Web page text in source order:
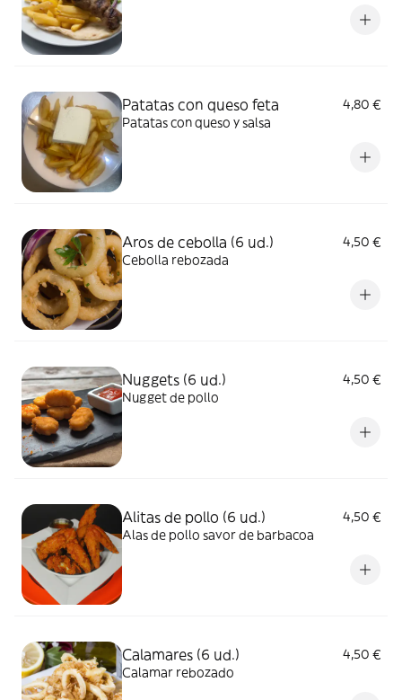
Patatas con queso feta
4,80 €
Patatas con queso y salsa
Aros de cebolla (6 ud.)
4,50 €
Cebolla rebozada
Nuggets (6 ud.)
4,50 €
Nugget de pollo
Alitas de pollo (6 ud.)
4,50 €
Alas de pollo savor de barbacoa
Calamares (6 ud.)
4,50 €
Calamar rebozado